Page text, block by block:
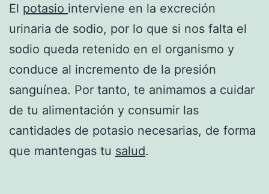
El potasio interviene en la excreción
urinaria de sodio, por lo que si nos falta el
sodio queda retenido en el organismo y
conduce al incremento de la presión
sanguínea. Por tanto, te animamos a cuidar
de tu alimentación y consumir las
cantidades de potasio necesarias, de forma
que mantengas tu salud.